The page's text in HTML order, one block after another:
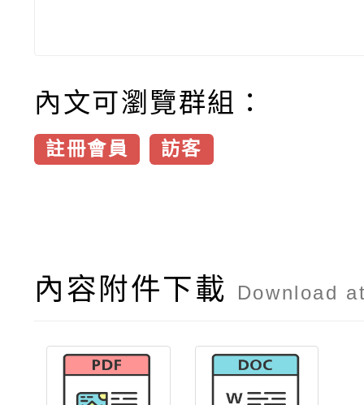
內文可瀏覽群組：
註冊會員 訪客
內容附件下載 Download